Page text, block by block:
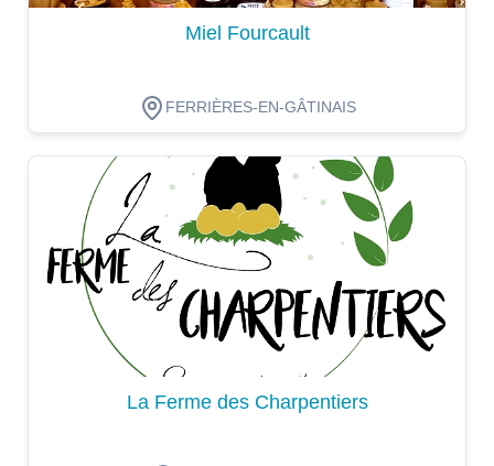
Miel Fourcault
FERRIÈRES-EN-GÂTINAIS
Dégustation
La Ferme des Charpentiers